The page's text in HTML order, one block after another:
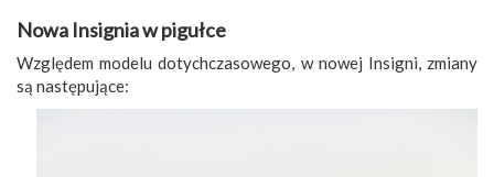
Nowa Insignia w pigułce
Względem modelu dotychczasowego, w nowej Insigni, zmiany
są następujące: